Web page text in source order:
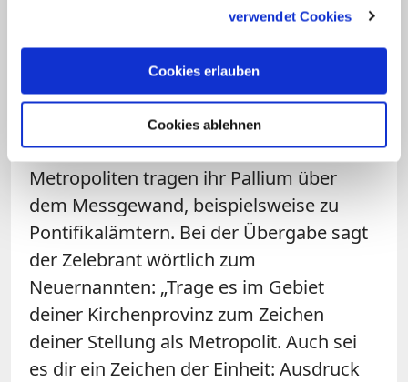
verwendet Cookies
Cookies erlauben
Cookies ablehnen
von 1,4 Milliarden Katholiken, die lange
Tradition der feierlichen Vergabe wieder
auf. Vor einem Jahr hatte er 54 neu
ernannten Metropolitan-Erzbischöfen aus
aller Welt das Pallium in einer feierlichen
Zeremonie im Petersdom übergeben.
Metropoliten tragen ihr Pallium über
dem Messgewand, beispielsweise zu
Pontifikalämtern. Bei der Übergabe sagt
der Zelebrant wörtlich zum
Neuernannten: „Trage es im Gebiet
deiner Kirchenprovinz zum Zeichen
deiner Stellung als Metropolit. Auch sei
es dir ein Zeichen der Einheit: Ausdruck